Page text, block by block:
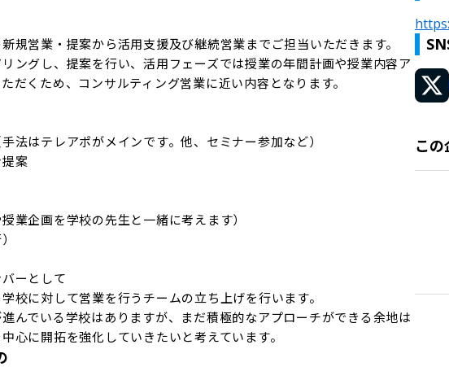
規営業・提案から活用支援及び継続営業までご担当いただきます。
ングし、提案を行い、活用フェーズでは授業の年間計画や授業内容ア
だくため、コンサルティング営業に近い内容となります。
法はテレアポがメインです。他、セミナー参加など）
案
業企画を学校の先生と一緒に考えます）
ーとして
校に対して営業を行うチームの立ち上げを行います。
んでいる学校はありますが、まだ積極的なアプローチができる余地は
心に開拓を強化していきたいと考えています。
こ